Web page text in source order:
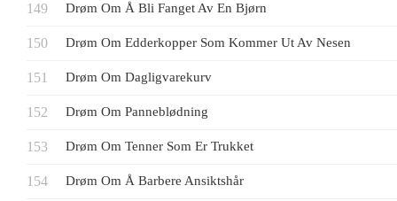
Drøm Om Å Bli Fanget Av En Bjørn
Drøm Om Edderkopper Som Kommer Ut Av Nesen
Drøm Om Dagligvarekurv
Drøm Om Panneblødning
Drøm Om Tenner Som Er Trukket
Drøm Om Å Barbere Ansiktshår